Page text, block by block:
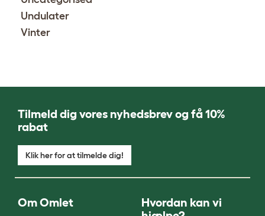
Undulater
Vinter
Tilmeld dig vores nyhedsbrev og få 10%
rabat
Klik her for at tilmelde dig!
Om Omlet
Hvordan kan vi